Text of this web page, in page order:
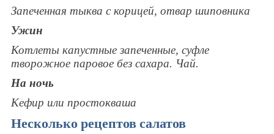
Запеченная тыква с корицей, отвар шиповника
Ужин
Котлеты капустные запеченные, суфле
творожное паровое без сахара. Чай.
На ночь
Кефир или простокваша
Несколько рецептов салатов